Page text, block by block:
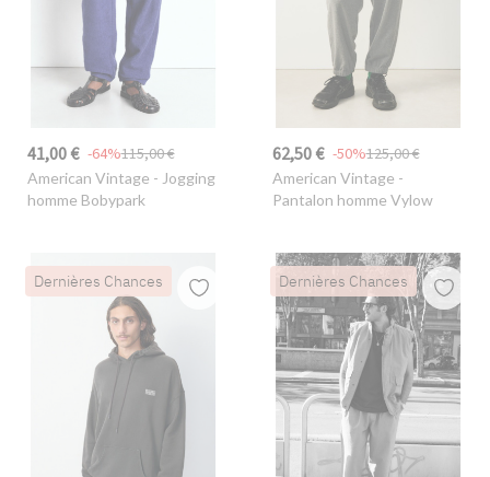
41,00 € 115,00 €
-64%
American Vintage - Jogging
homme Bobypark
62,50 € 125,00 €
-50%
American Vintage -
Pantalon homme Vylow
Dernières Chances Dernières Chances